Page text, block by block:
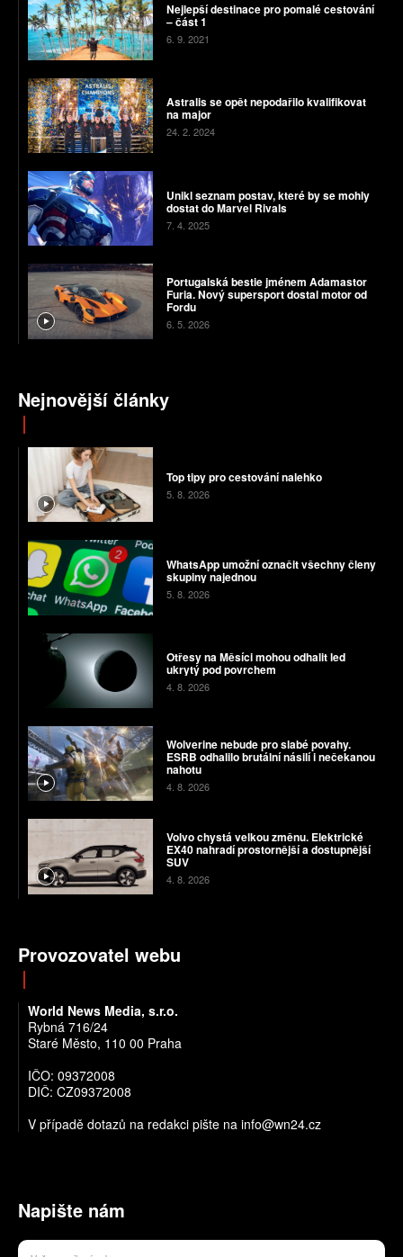
Nejlepší destinace pro pomalé cestování
– část 1
6. 9. 2021
Astralis se opět nepodařilo kvalifikovat
na major
24. 2. 2024
Unikl seznam postav, které by se mohly
dostat do Marvel Rivals
7. 4. 2025
Portugalská bestie jménem Adamastor
Furia. Nový supersport dostal motor od
Fordu
6. 5. 2026
Nejnovější články
Top tipy pro cestování nalehko
5. 8. 2026
WhatsApp umožní označit všechny členy
skupiny najednou
5. 8. 2026
Otřesy na Měsíci mohou odhalit led
ukrytý pod povrchem
4. 8. 2026
Wolverine nebude pro slabé povahy.
ESRB odhalilo brutální násilí i nečekanou
nahotu
4. 8. 2026
Volvo chystá velkou změnu. Elektrické
EX40 nahradí prostornější a dostupnější
SUV
4. 8. 2026
Provozovatel webu
World News Media, s.r.o.
Rybná 716/24
Staré Město, 110 00 Praha
IČO: 09372008
DIČ: CZ09372008
V případě dotazů na redakci pište na info@wn24.cz
Napište nám